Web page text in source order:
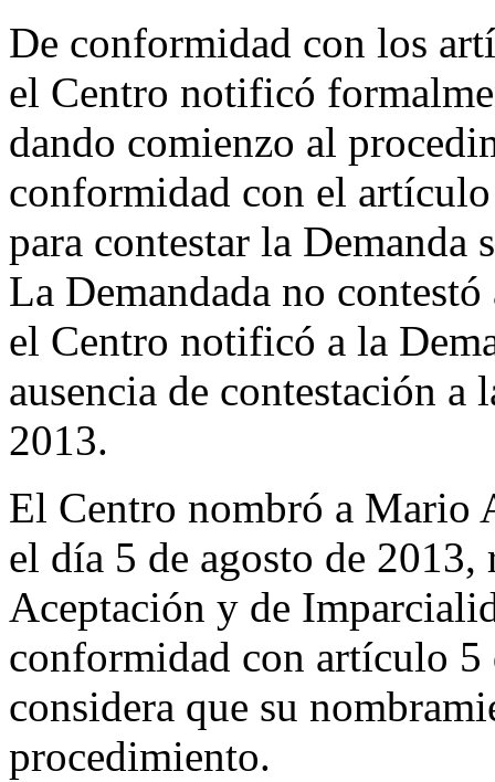
De conformidad con los
el Centro notificó
dando comienzo al
conformidad con el
para contestar la
La Demandada no
el Centro notificó a la
ausencia de contestación
2013.
El Centro nombró a Mario
el día 5 de agosto de
Aceptación y de
conformidad con artículo
considera que su
procedimiento.